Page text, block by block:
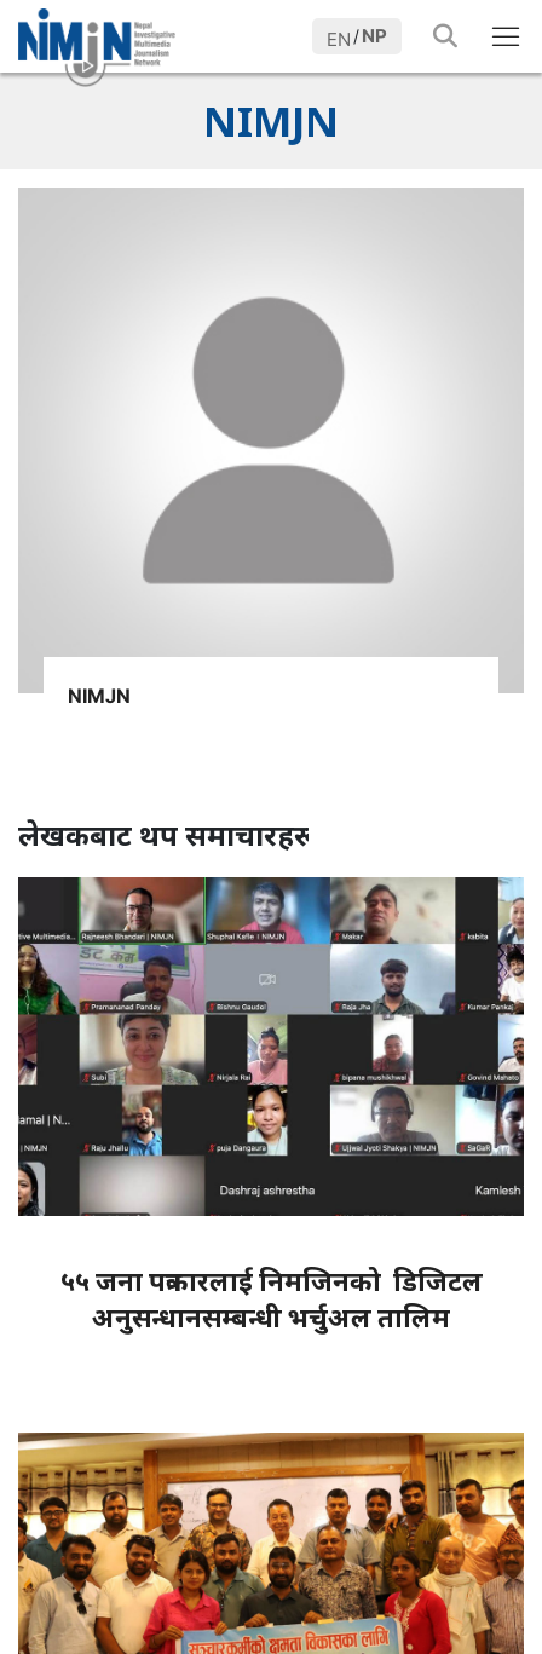
EN /NP
NIMJN
NIMJN
लेखकबाट थप समाचारहरू
५५ जना पत्रकारलाई निमजिनको डिजिटल
अनुसन्धानसम्बन्धी भर्चुअल तालिम